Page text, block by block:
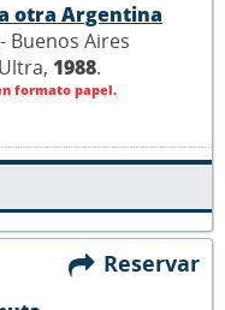
otra Argentina
Buenos Aires
1988.
formato papel.
Reservar